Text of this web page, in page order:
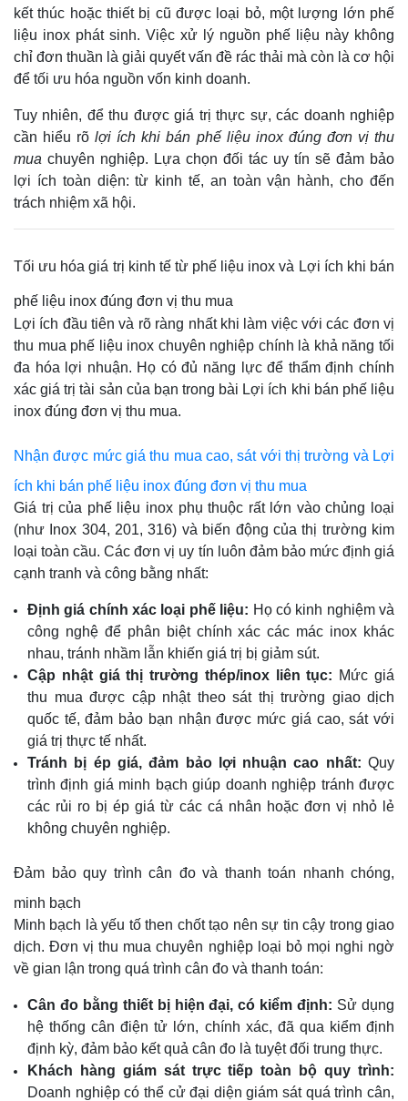
kết thúc hoặc thiết bị cũ được loại bỏ, một lượng lớn phế
liệu inox phát sinh. Việc xử lý nguồn phế liệu này không
chỉ đơn thuần là giải quyết vấn đề rác thải mà còn là cơ hội
để tối ưu hóa nguồn vốn kinh doanh.
Tuy nhiên, để thu được giá trị thực sự, các doanh nghiệp
cần hiểu rõlợi ích khi bán phế liệu inox đúng đơn vị thu
mua chuyên nghiệp. Lựa chọn đối tác uy tín sẽ đảm bảo
lợi ích toàn diện: từ kinh tế, an toàn vận hành, cho đến
trách nhiệm xã hội.
Tối ưu hóa giá trị kinh tế từ phế liệu inox và Lợi ích khi bán
phế liệu inox đúng đơn vị thu mua
Lợi ích đầu tiên và rõ ràng nhất khi làm việc với các đơn vị
thu mua phế liệu inox chuyên nghiệp chính là khả năng tối
đa hóa lợi nhuận. Họ có đủ năng lực để thẩm định chính
xác giá trị tài sản của bạn trong bài Lợi ích khi bán phế liệu
inox đúng đơn vị thu mua.
Nhận được mức giá thu mua cao, sát với thị trường và Lợi
ích khi bán phế liệu inox đúng đơn vị thu mua
Giá trị của phế liệu inox phụ thuộc rất lớn vào chủng loại
(như Inox 304, 201, 316) và biến động của thị trường kim
loại toàn cầu. Các đơn vị uy tín luôn đảm bảo mức định giá
cạnh tranh và công bằng nhất:
Định giá chính xác loại phế liệu: Họ có kinh nghiệm và
công nghệ để phân biệt chính xác các mác inox khác
nhau, tránh nhầm lẫn khiến giá trị bị giảm sút.
Cập nhật giá thị trường thép/inox liên tục: Mức giá
thu mua được cập nhật theo sát thị trường giao dịch
quốc tế, đảm bảo bạn nhận được mức giá cao, sát với
giá trị thực tế nhất.
Tránh bị ép giá, đảm bảo lợi nhuận cao nhất: Quy
trình định giá minh bạch giúp doanh nghiệp tránh được
các rủi ro bị ép giá từ các cá nhân hoặc đơn vị nhỏ lẻ
không chuyên nghiệp.
Đảm bảo quy trình cân đo và thanh toán nhanh chóng,
minh bạch
Minh bạch là yếu tố then chốt tạo nên sự tin cậy trong giao
dịch. Đơn vị thu mua chuyên nghiệp loại bỏ mọi nghi ngờ
về gian lận trong quá trình cân đo và thanh toán:
Cân đo bằng thiết bị hiện đại, có kiểm định: Sử dụng
hệ thống cân điện tử lớn, chính xác, đã qua kiểm định
định kỳ, đảm bảo kết quả cân đo là tuyệt đối trung thực.
Khách hàng giám sát trực tiếp toàn bộ quy trình:
Doanh nghiệp có thể cử đại diện giám sát quá trình cân,